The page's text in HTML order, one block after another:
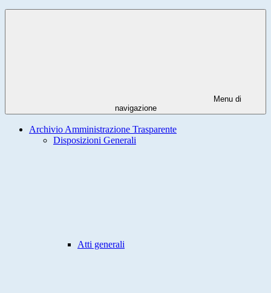
Menu di
navigazione
Archivio Amministrazione Trasparente
Disposizioni Generali
Atti generali